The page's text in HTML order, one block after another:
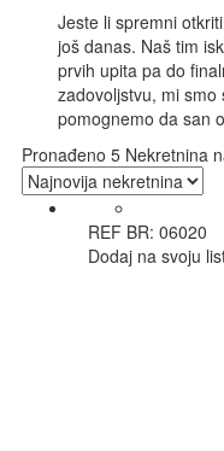
Jeste li spremni
još danas. Naš tim
prvih upita pa do
zadovoljstvu, mi
pomognemo da san
Pronađeno 5 Nekretnina
REF BR: 06020
Dodaj na svoju